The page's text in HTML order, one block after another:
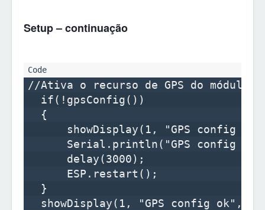
Setup – continuação
//Ativa o recurso de GPS do módulo
  if(!gpsConfig())
  {
showDisplay(1, "GPS config
Serial.println("GPS config
      delay(3000);
      ESP.restart();
  }
showDisplay(1, "GPS config ok",